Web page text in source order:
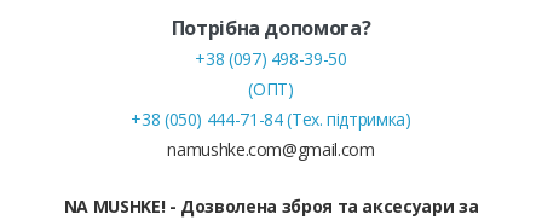
Потрібна допомога?
+38 (097) 498-39-50
(ОПТ)
+38 (050) 444-71-84 (Тех. підтримка)
namushke.com@gmail.com
NA MUSHKE! - Дозволена зброя та аксесуари за